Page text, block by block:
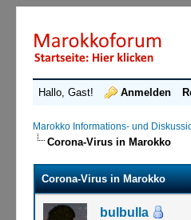
Hallo, Gast! Anmelden
Marokko Informations- und
Corona-Virus in Marokko
Corona-Virus in Marokko
bulbulla